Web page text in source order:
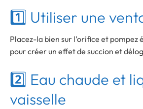
1️⃣ Utiliser une
Placez-la bien sur l’orifice et pompez
pour créer un effet de succion et
2️⃣ Eau chaude et
vaisselle